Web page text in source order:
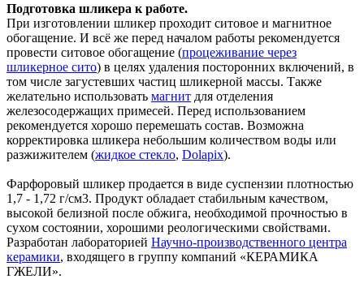
Подготовка шликера к работе.
При изготовлении шликер проходит ситовое и магнитное
обогащение. И всё же перед началом работы рекомендуется
провести ситовое обогащение (процеживание через
шликерное сито) в целях удаления посторонних включений, в
том числе загустевших частиц шликерной массы. Также
желательно использовать магнит для отделения
железосодержащих примесей. Перед использованием
рекомендуется хорошо перемешать состав. Возможна
корректировка шликера небольшим количеством воды или
разжижителем (жидкое стекло, Dolapix).
Фарфоровый шликер продается в виде суспензии плотностью
1,7 - 1,72 г/см3. Продукт обладает стабильным качеством,
высокой белизной после обжига, необходимой прочностью в
сухом состоянии, хорошими реологическими свойствами.
Разработан лабораторией Научно-производственного центра
керамики, входящего в группу компаний «КЕРАМИКА
ГЖЕЛИ».